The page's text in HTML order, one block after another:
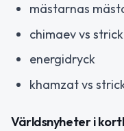
mästarnas
chimaev vs
energidryck
khamzat vs
Världsnyheter i